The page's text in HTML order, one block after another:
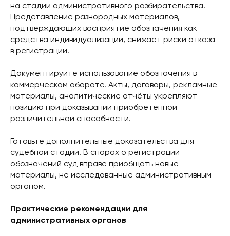
на стадии административного разбирательства.
Представление разнородных материалов,
подтверждающих восприятие обозначения как
средства индивидуализации, снижает риски отказа
в регистрации.
Документируйте использование обозначения в
коммерческом обороте. Акты, договоры, рекламные
материалы, аналитические отчёты укрепляют
позицию при доказывании приобретённой
различительной способности.
Готовьте дополнительные доказательства для
судебной стадии. В спорах о регистрации
обозначений суд вправе приобщать новые
материалы, не исследованные административным
органом.
Практические рекомендации для
административных органов